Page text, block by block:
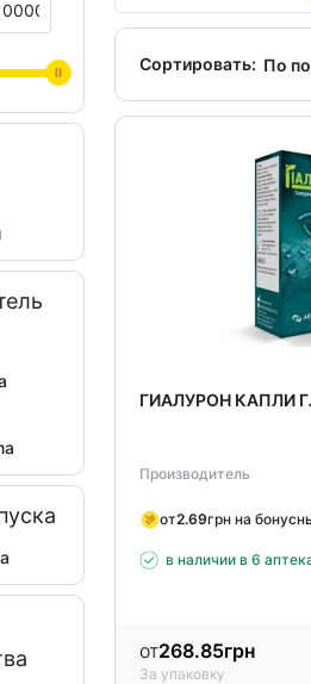
Сортировать: По
ГИАЛУРОН КАПЛИ
Производитель
от2.69грн на
в наличии в 6
от268.85грн
За упаковку